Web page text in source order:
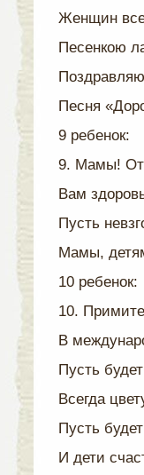
Женщин
Песенкою
Песня
9 ребенок:
9. Мамы! От
Вам
Пусть
Мамы,
10 ребенок:
10.
В
Пусть
Всегда
Пусть
И дети